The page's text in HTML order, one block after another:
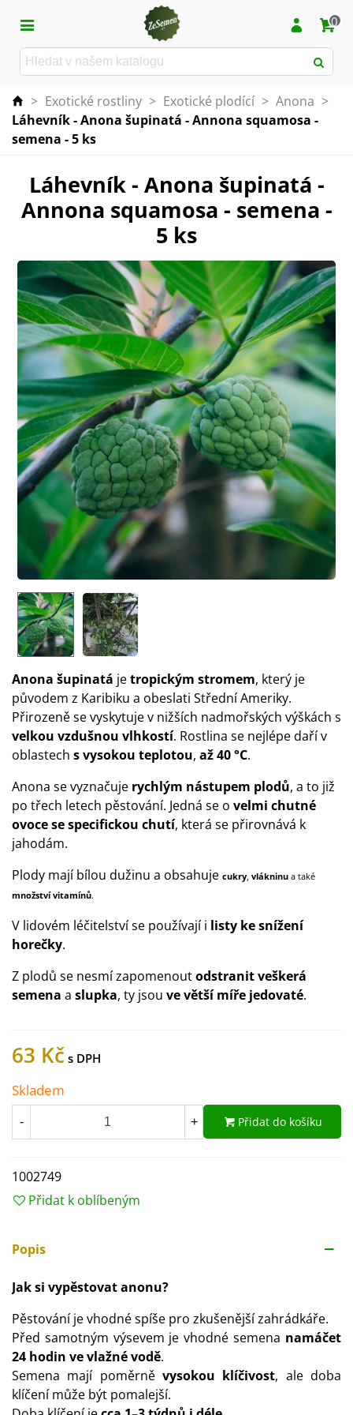
0
> Exotické rostliny > Exotické plodící > Anona >
Láhevník - Anona šupinatá - Annona squamosa -
semena - 5 ks
Láhevník - Anona šupinatá -
Annona squamosa - semena -
5 ks
Anona šupinatá jetropickým stromem, který je
původem z Karibiku a obeslati Střední Ameriky.
Přirozeně se vyskytuje v nižších nadmořských výškách s
velkou vzdušnou vlhkostí. Rostlina se nejlépe daří v
oblastech s vysokou teplotou, až 40 °C.
Anona se vyznačuje rychlým nástupem plodů, a to již
po třech letech pěstování. Jedná se o velmi chutné
ovoce se specifickou chutí, která se přirovnává k
jahodám.
Plody mají bílou dužinu a obsahuje cukry, vlákninu a také
množství vitamínů.
V lidovém léčitelství se používají i listy ke snížení
horečky.
Z plodů se nesmí zapomenoutodstranit veškerá
semena a slupka, ty jsou ve větší míře jedovaté.
63 Kč
Skladem
- + Přidat do košíku
1002749
Přidat k oblíbeným
Popis
Jak si vypěstovat anonu?
Pěstování je vhodné spíše pro zkušenější zahrádkáře.
Před samotným výsevem je vhodné semena namáčet
24 hodin ve vlažné vodě.
Semena mají poměrně vysokou klíčivost, ale doba
klíčení může být pomalejší.